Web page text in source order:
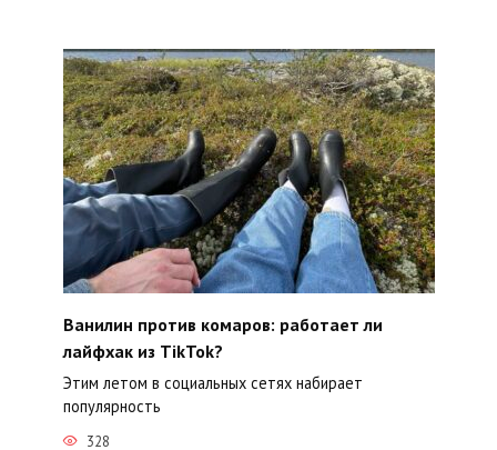
Ванилин против комаров: работает ли
лайфхак из TikTok?
Этим летом в социальных сетях набирает
популярность
328